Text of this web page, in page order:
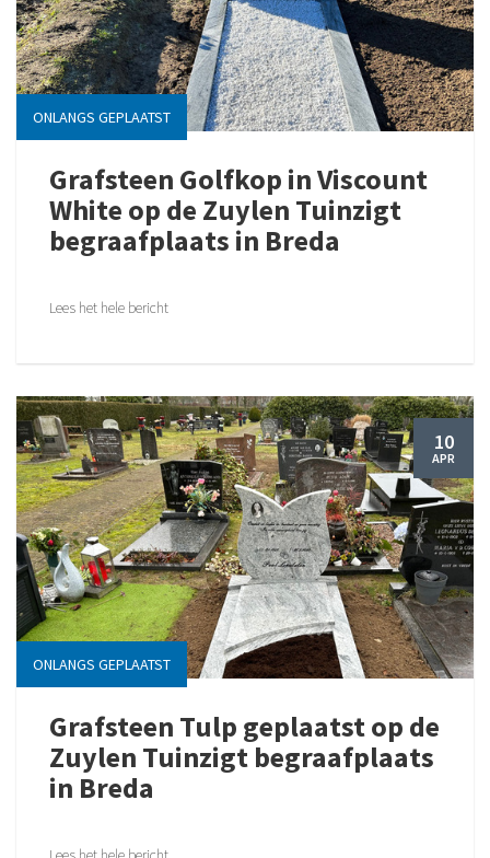
ONLANGS GEPLAATST
Grafsteen Golfkop in Viscount
White op de Zuylen Tuinzigt
begraafplaats in Breda
Lees het hele bericht
10
APR
ONLANGS GEPLAATST
Grafsteen Tulp geplaatst op de
Zuylen Tuinzigt begraafplaats
in Breda